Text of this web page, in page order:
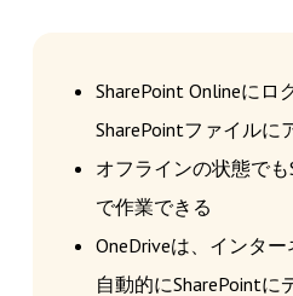
SharePoint Onlineにロ
SharePointファイルに
オフラインの状態で
で作業できる
OneDriveは、インタ
自動的にSharePointに